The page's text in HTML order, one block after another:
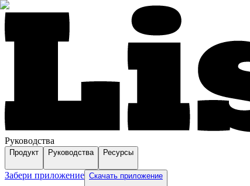
Руководства
Продукт Руководства Ресурсы
Забери приложение Скачать приложение